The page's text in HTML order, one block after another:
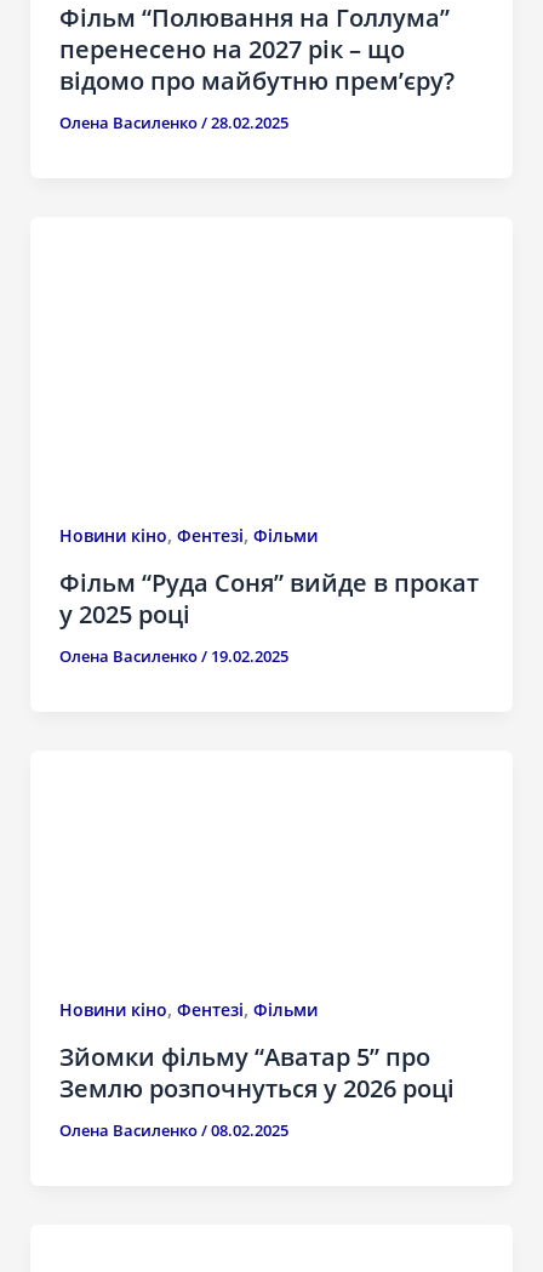
Фільм “Полювання на Голлума”
перенесено на 2027 рік – що
відомо про майбутню прем’єру?
Олена Василенко/28.02.2025
Новини кіно, Фентезі, Фільми
Фільм “Руда Соня” вийде в прокат
у 2025 році
Олена Василенко/ 19.02.2025
Новини кіно, Фентезі, Фільми
Зйомки фільму “Аватар 5” про
Землю розпочнуться у 2026 році
Олена Василенко/08.02.2025